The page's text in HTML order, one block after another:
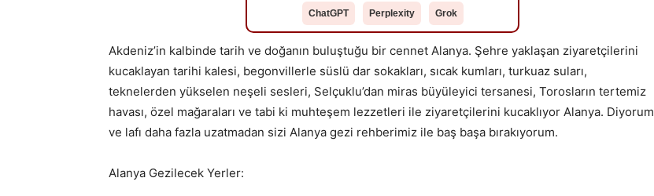
ChatGPT Perplexity Grok
Akdeniz’in kalbinde tarih ve doğanın buluştuğu bir cennet Alanya. Şehre yaklaşan ziyaretçilerini
kucaklayan tarihi kalesi, begonvillerle süslü dar sokakları, sıcak kumları, turkuaz suları,
teknelerden yükselen neşeli sesleri, Selçuklu’dan miras büyüleyici tersanesi, Torosların tertemiz
havası, özel mağaraları ve tabi ki muhteşem lezzetleri ile ziyaretçilerini kucaklıyor Alanya. Diyorum
ve lafı daha fazla uzatmadan sizi Alanya gezi rehberimiz ile baş başa bırakıyorum.
Alanya Gezilecek Yerler: